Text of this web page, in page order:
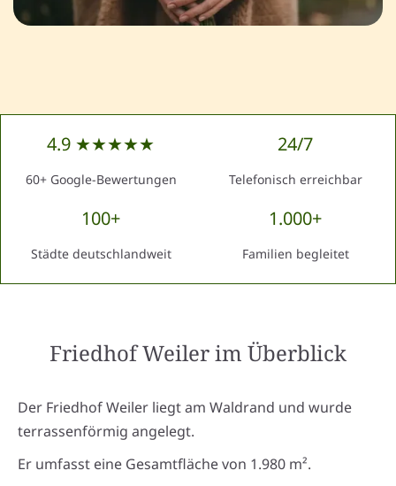
4.9 ★★★★★
60+ Google-Bewertungen
24/7
Telefonisch erreichbar
100+
Städte deutschlandweit
1.000+
Familien begleitet
Friedhof Weilerim Überblick
Der Friedhof Weiler liegt am Waldrand und wurde
terrassenförmig angelegt.
Er umfasst eine Gesamtfläche von 1.980 m².